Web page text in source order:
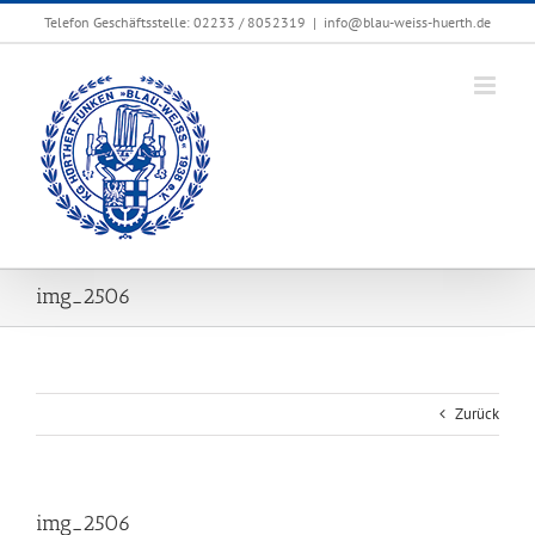
Zum
Telefon Geschäftsstelle: 02233 / 8052319 | info@blau-weiss-huerth.de
img_2506
Zurück
img_2506